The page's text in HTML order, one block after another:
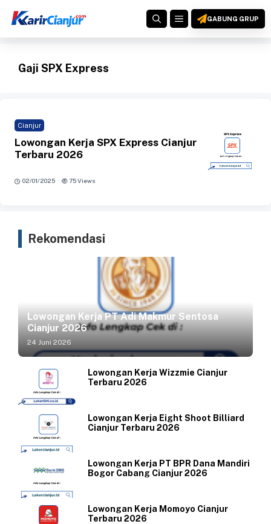
MENUGABUNG GRUP
Gaji SPX Express
Cianjur
Lowongan Kerja SPX Express Cianjur
Terbaru 2026
02/01/2025 · 75 Views
Rekomendasi
Lowongan Kerja PT Adi Makmur Sentosa
Cianjur 2026
24 Juni 2026
Lowongan Kerja Wizzmie Cianjur
Terbaru 2026
Lowongan Kerja Eight Shoot Billiard
Cianjur Terbaru 2026
Lowongan Kerja PT BPR Dana Mandiri
Bogor Cabang Cianjur 2026
Lowongan Kerja Momoyo Cianjur
Terbaru 2026